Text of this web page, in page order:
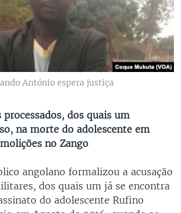
António espera justiça
dos quais um
na morte do adolescente em
no Zango
angolano formalizou a acusação
dos quais um já se encontra
do adolescente Rufino